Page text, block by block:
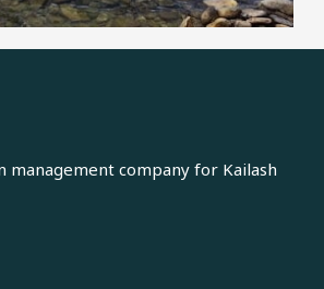
management company for Kailash